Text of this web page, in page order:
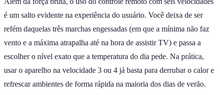
é um salto evidente na experiência do usuário. Você deixa de ser
refém daquelas três marchas engessadas (em que a mínima não faz
vento e a máxima atrapalha até na hora de assistir TV) e passa a
escolher o nível exato que a temperatura do dia pede. Na prática,
usar o aparelho na velocidade 3 ou 4 já basta para derrubar o calor e
refrescar ambientes de forma rápida na maioria dos dias de verão.